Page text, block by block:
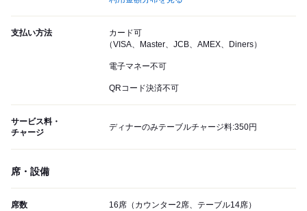
支払い方法
カード可
（VISA、Master、JCB、AMEX、Diners）
電子マネー不可
QRコード決済不可
サービス料・
チャージ
ディナーのみテーブルチャージ料:350円
席・設備
席数 16席（カウンター2席、テーブル14席）